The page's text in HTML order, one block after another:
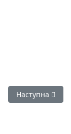
- собрание
Наступна
Наступна